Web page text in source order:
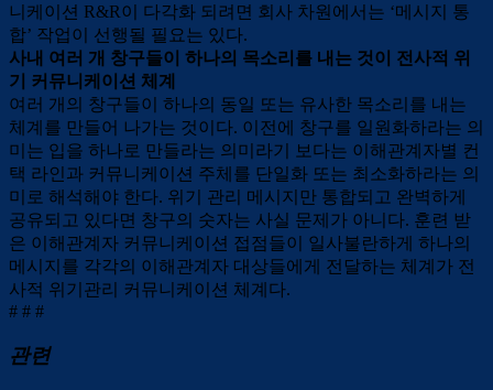
니케이션 R&R이 다각화 되려면 회사 차원에서는 ‘메시지 통
합’ 작업이 선행될 필요는 있다.
사내 여러 개 창구들이 하나의 목소리를 내는 것이 전사적 위
기 커뮤니케이션 체계
여러 개의 창구들이 하나의 동일 또는 유사한 목소리를 내는
체계를 만들어 나가는 것이다. 이전에 창구를 일원화하라는 의
미는 입을 하나로 만들라는 의미라기 보다는 이해관계자별 컨
택 라인과 커뮤니케이션 주체를 단일화 또는 최소화하라는 의
미로 해석해야 한다. 위기 관리 메시지만 통합되고 완벽하게
공유되고 있다면 창구의 숫자는 사실 문제가 아니다. 훈련 받
은 이해관계자 커뮤니케이션 접점들이 일사불란하게 하나의
메시지를 각각의 이해관계자 대상들에게 전달하는 체계가 전
사적 위기관리 커뮤니케이션 체계다.
# # #
관련